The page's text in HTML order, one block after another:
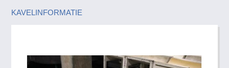
KAVELINFORMATIE